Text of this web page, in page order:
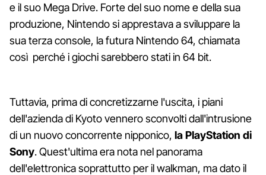
e il suo Mega Drive. Forte del suo nome e della sua
produzione, Nintendo si apprestava a sviluppare la
sua terza console, la futura Nintendo 64, chiamata
così perché i giochi sarebbero stati in 64 bit.
Tuttavia, prima di concretizzarne l'uscita, i piani
dell'azienda di Kyoto vennero sconvolti dall'intrusione
di un nuovo concorrente nipponico, la PlayStation di
Sony. Quest'ultima era nota nel panorama
dell'elettronica soprattutto per il walkman, ma dato il